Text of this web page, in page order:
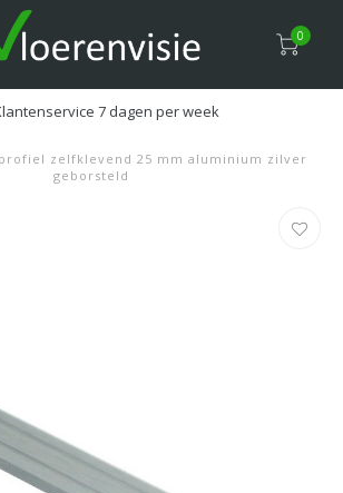
0
7 dagen per week
zelfklevend 25 mm aluminium zilver
geborsteld